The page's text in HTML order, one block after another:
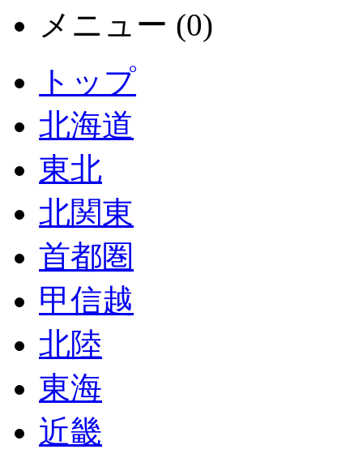
メニュー (0)
トップ
北海道
東北
北関東
首都圏
甲信越
北陸
東海
近畿